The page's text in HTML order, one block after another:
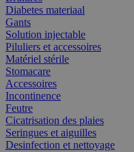
Diabetes materiaal
Gants
Solution injectable
Piluliers et accessoires
Matériel stérile
Stomacare
Accessoires
Incontinence
Feutre
Cicatrisation des plaies
Seringues et aiguilles
Desinfection et nettoyage